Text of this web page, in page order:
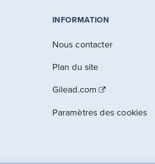
INFORMATION
Nous contacter
Plan du site
Gilead.com
Paramètres des cookies